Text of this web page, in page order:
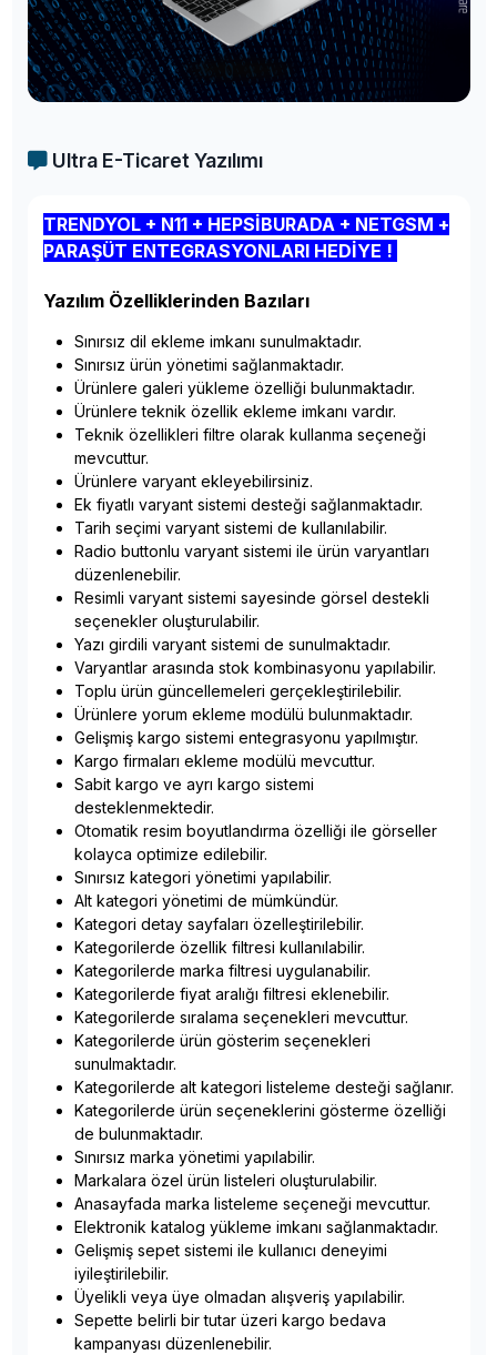
Ultra E-Ticaret Yazılımı
TRENDYOL + N11 + HEPSİBURADA + NETGSM +
PARAŞÜT ENTEGRASYONLARI HEDİYE !
Yazılım Özelliklerinden Bazıları
Sınırsız dil ekleme imkanı sunulmaktadır.
Sınırsız ürün yönetimi sağlanmaktadır.
Ürünlere galeri yükleme özelliği bulunmaktadır.
Ürünlere teknik özellik ekleme imkanı vardır.
Teknik özellikleri filtre olarak kullanma seçeneği
mevcuttur.
Ürünlere varyant ekleyebilirsiniz.
Ek fiyatlı varyant sistemi desteği sağlanmaktadır.
Tarih seçimi varyant sistemi de kullanılabilir.
Radio buttonlu varyant sistemi ile ürün varyantları
düzenlenebilir.
Resimli varyant sistemi sayesinde görsel destekli
seçenekler oluşturulabilir.
Yazı girdili varyant sistemi de sunulmaktadır.
Varyantlar arasında stok kombinasyonu yapılabilir.
Toplu ürün güncellemeleri gerçekleştirilebilir.
Ürünlere yorum ekleme modülü bulunmaktadır.
Gelişmiş kargo sistemi entegrasyonu yapılmıştır.
Kargo firmaları ekleme modülü mevcuttur.
Sabit kargo ve ayrı kargo sistemi
desteklenmektedir.
Otomatik resim boyutlandırma özelliği ile görseller
kolayca optimize edilebilir.
Sınırsız kategori yönetimi yapılabilir.
Alt kategori yönetimi de mümkündür.
Kategori detay sayfaları özelleştirilebilir.
Kategorilerde özellik filtresi kullanılabilir.
Kategorilerde marka filtresi uygulanabilir.
Kategorilerde fiyat aralığı filtresi eklenebilir.
Kategorilerde sıralama seçenekleri mevcuttur.
Kategorilerde ürün gösterim seçenekleri
sunulmaktadır.
Kategorilerde alt kategori listeleme desteği sağlanır.
Kategorilerde ürün seçeneklerini gösterme özelliği
de bulunmaktadır.
Sınırsız marka yönetimi yapılabilir.
Markalara özel ürün listeleri oluşturulabilir.
Anasayfada marka listeleme seçeneği mevcuttur.
Elektronik katalog yükleme imkanı sağlanmaktadır.
Gelişmiş sepet sistemi ile kullanıcı deneyimi
iyileştirilebilir.
Üyelikli veya üye olmadan alışveriş yapılabilir.
Sepette belirli bir tutar üzeri kargo bedava
kampanyası düzenlenebilir.